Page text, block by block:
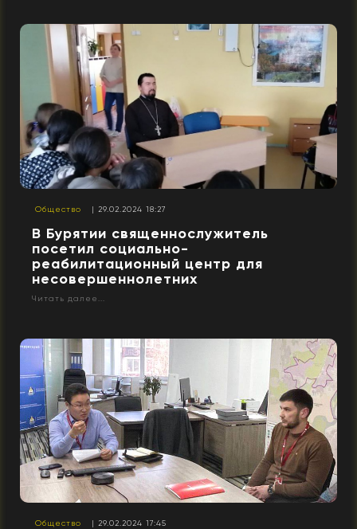
Общество | 29.02.2024 18:27
В Бурятии священнослужитель
посетил социально-
реабилитационный центр для
несовершеннолетних
Читать далее...
Общество | 29.02.2024 17:45